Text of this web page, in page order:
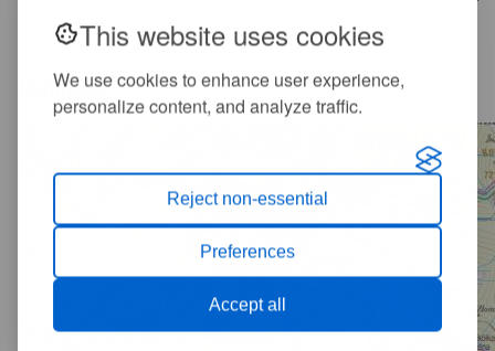
This website uses cookies
We use cookies to enhance user experience,
personalize content, and analyze traffic.
Reject non-essential
Preferences
Accept all
Multimedia